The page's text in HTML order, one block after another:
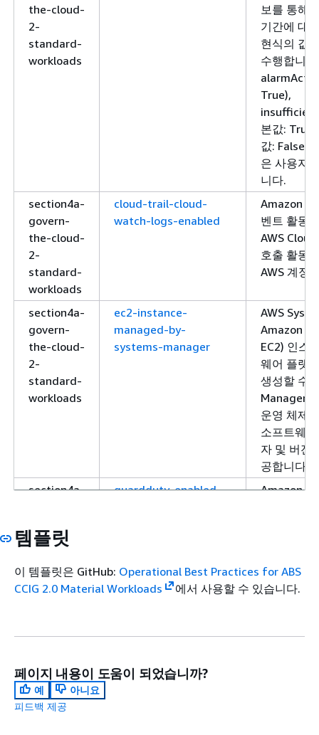
the-cloud-
2-
standard-
workloads
보를 통해
기간에 대
현식의 값
수행합니
True),
본값:
값: False)
은 사용자
니다.
section4a-
govern-
the-cloud-
2-
standard-
workloads
cloud-trail-cloud-
watch-logs-enabled
Amazon
벤트 활동
AWS
호출 활동
AWS 계정.
section4a-
govern-
the-cloud-
2-
standard-
workloads
ec2-instance-
managed-by-
systems-manager
AWS
Amazon
EC2) 인스
웨어 플랫
생성할 수
Manager
운영 체제
소프트웨
자 및 버전,
공합니다.
section4a-
2-
workloads
guardduty-enabled-
Amazon
활동을 식
목록이 포
govern-
2-
standard-
workloads
결, 디바이
템플릿
이 템플릿은 GitHub: Operational Best Practices for ABS
CCIG 2.0 Material Workloads
에서 사용할 수 있습니다.
페이지 내용이 도움이 되었습니까?
예
아니요
피드백 제공